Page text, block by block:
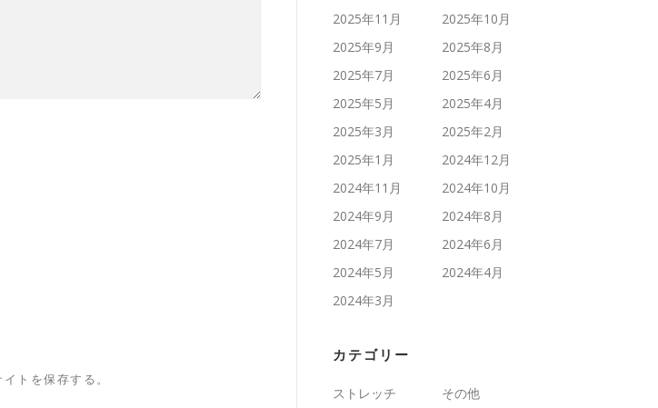
トを保存する。
2025年11月
2025年10月
2025年9月
2025年8月
2025年7月
2025年6月
2025年5月
2025年4月
2025年3月
2025年2月
2025年1月
2024年12月
2024年11月
2024年10月
2024年9月
2024年8月
2024年7月
2024年6月
2024年5月
2024年4月
2024年3月
カテゴリー
ストレッチ その他